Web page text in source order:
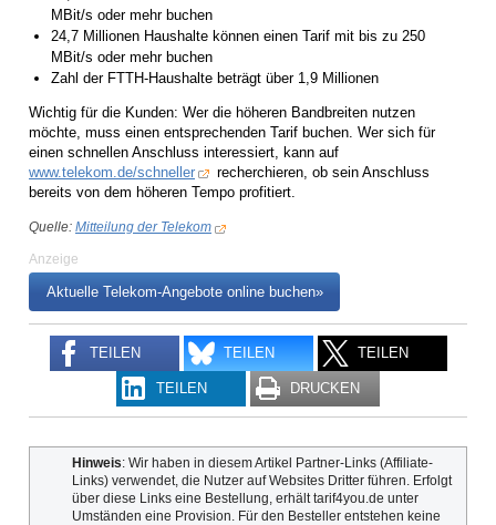
MBit/s oder mehr buchen
24,7 Millionen Haushalte können einen Tarif mit bis zu 250
MBit/s oder mehr buchen
Zahl der FTTH-Haushalte beträgt über 1,9 Millionen
Wichtig für die Kunden: Wer die höheren Bandbreiten nutzen
möchte, muss einen entsprechenden Tarif buchen. Wer sich für
einen schnellen Anschluss interessiert, kann auf
www.telekom.de/schneller
recherchieren, ob sein Anschluss
bereits von dem höheren Tempo profitiert.
Quelle: Mitteilung der Telekom
Anzeige
Aktuelle Telekom-Angebote online buchen»
TEILEN TEILEN TEILEN
TEILEN DRUCKEN
Hinweis: Wir haben in diesem Artikel Partner-Links (Affiliate-
Links) verwendet, die Nutzer auf Websites Dritter führen. Erfolgt
über diese Links eine Bestellung, erhält tarif4you.de unter
Umständen eine Provision. Für den Besteller entstehen keine